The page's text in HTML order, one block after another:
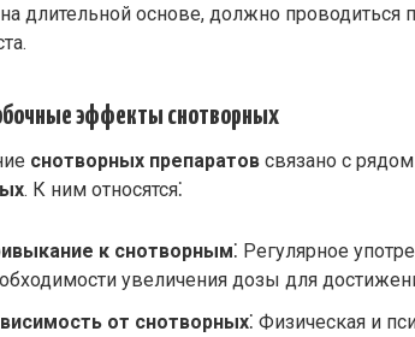
длительной основе, должно проводиться
эффекты снотворных
снотворных препаратов связано с
. К ним относятся⁚
к снотворным⁚ Регулярное
увеличения дозы для
от снотворных⁚ Физическая и